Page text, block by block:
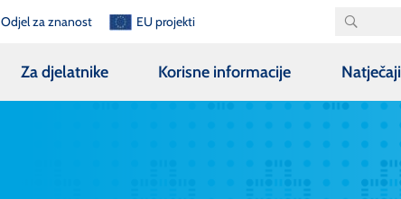
Odjel za znanost EU projekti
Za djelatnike Korisne informacije Natječaji